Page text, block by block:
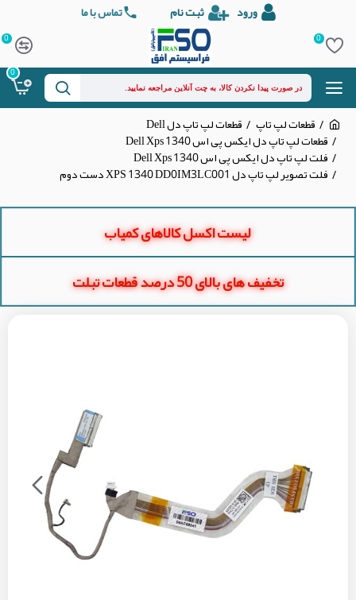
ورود ثبت نام تماس با ما
0
0
0
قطعات لپ تاپ قطعات لپ تاپ دل Dell
قطعات لپ تاپ دل ایکس پی اس Dell Xps 1340
فلت لپ تاپ دل ایکس پی اس Dell Xps 1340
فلت تصویر لپ تاپ دل XPS 1340 DD0IM3LC001 دست دوم
لیست اکسل کالاهای کمیاب
تخفیف های بالای 50 درصد قطعات تبلت